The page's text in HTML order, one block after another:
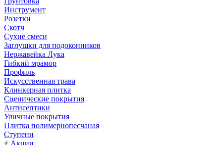
Инструмент
Розетки
Скотч
Сухие смеси
Заглушки для подоконников
Нержавейка Лука
Гибкий мрамор
Профиль
Искусственная трава
Клинкерная плитка
Сценические покрытия
Антисептики
Уличные покрытия
Плитка полимернопесчаная
Ступени
Акции